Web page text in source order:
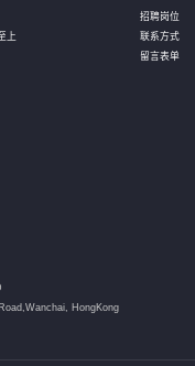
上
招聘岗位
联系方式
留言表单
Wanchai, HongKong